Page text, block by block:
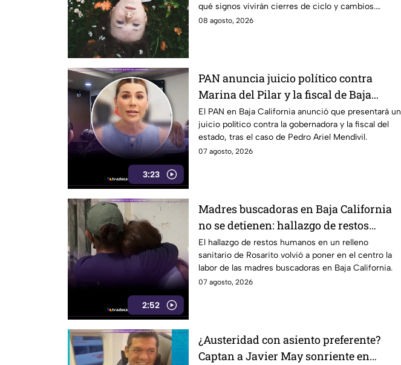
qué signos vivirán cierres de ciclo y cambios.
¿Estás listo?
08 agosto, 2026
3:23
PAN anuncia juicio político contra
Marina del Pilar y la fiscal de Baja
California
El PAN en Baja California anunció que presentará un
juicio político contra la gobernadora y la fiscal del
estado, tras el caso de Pedro Ariel Mendívil.
07 agosto, 2026
2:52
Madres buscadoras en Baja California
no se detienen: hallazgo de restos
humanos reaviva la preocupación
El hallazgo de restos humanos en un relleno
sanitario de Rosarito volvió a poner en el centro la
labor de las madres buscadoras en Baja California.
07 agosto, 2026
¿Austeridad con asiento preferente?
Captan a Javier May sonriente en